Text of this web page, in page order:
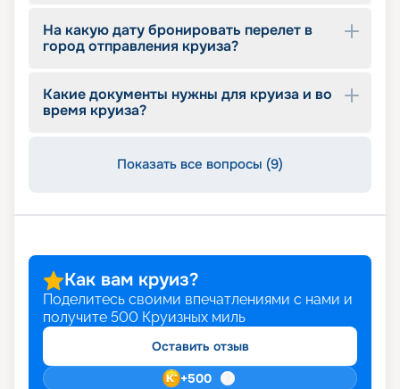
отзывы, смотрите описание, расписание,
характеристики и маршруты. Не упустите
раннего бронирования. Ваш незабываемый
круиз начинается здесь и сейчас!
На какую дату бронировать перелет в
город отправления круиза?
Какие документы нужны для круиза и во
время круиза?
Показать все вопросы (9)
Как вам круиз?
Поделитесь своими впечатлениями с нами и
получите 500 Круизных миль
Оставить отзыв
+500